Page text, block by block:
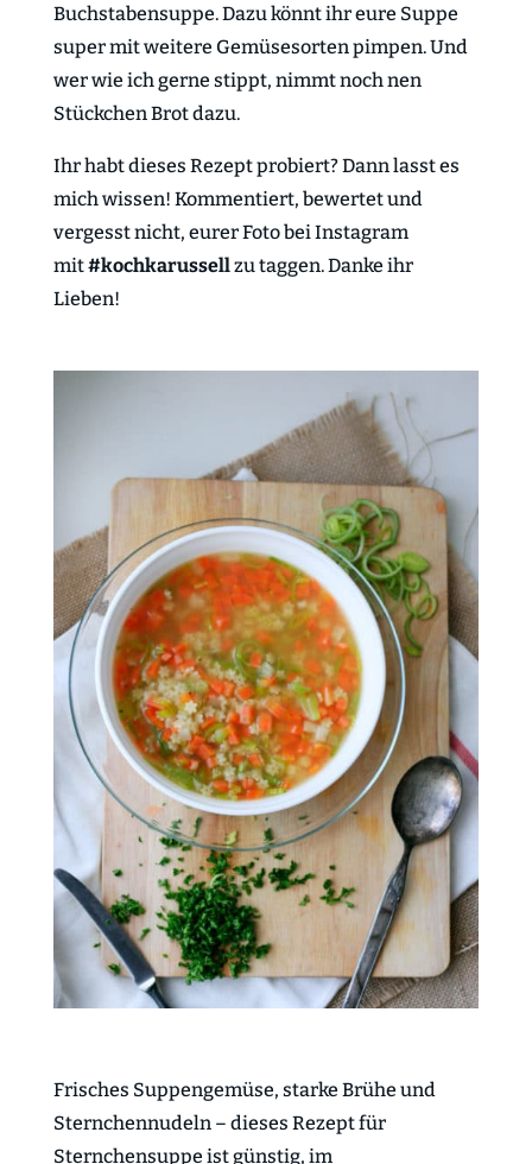
Buchstabensuppe. Dazu könnt ihr eure Suppe
super mit weitere Gemüsesorten pimpen. Und
wer wie ich gerne stippt, nimmt noch nen
Stückchen Brot dazu.
Ihr habt dieses Rezept probiert? Dann lasst es
mich wissen! Kommentiert, bewertet und
vergesst nicht, eurer Foto bei Instagram
mit#kochkarussellzu taggen. Danke ihr
Lieben!
Frisches Suppengemüse, starke Brühe und
Sternchennudeln – dieses Rezept für
Sternchensuppe ist günstig, im